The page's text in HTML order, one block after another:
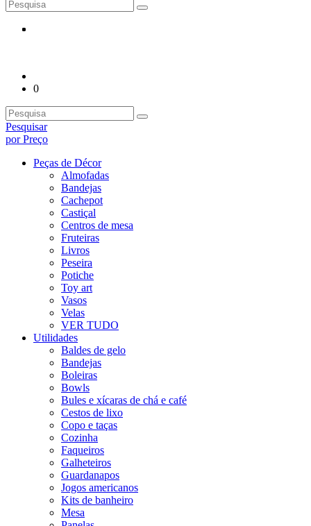
0
Pesquisar
por Preço
Peças de Décor
Almofadas
Bandejas
Cachepot
Castiçal
Centros de mesa
Fruteiras
Livros
Peseira
Potiche
Toy art
Vasos
Velas
VER TUDO
Utilidades
Baldes de gelo
Bandejas
Boleiras
Bowls
Bules e xícaras de chá e café
Cestos de lixo
Copo e taças
Cozinha
Faqueiros
Galheteiros
Guardanapos
Jogos americanos
Kits de banheiro
Mesa